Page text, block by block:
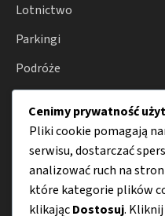
Lotnictwo
Parkingi
Podróże
Porady
Menu
Cenimy prywatność
Pliki cookie pomagają
serwisu, dostarczać
analizować ruch na
które kategorie plików
klikającDostosuj. Kliknij